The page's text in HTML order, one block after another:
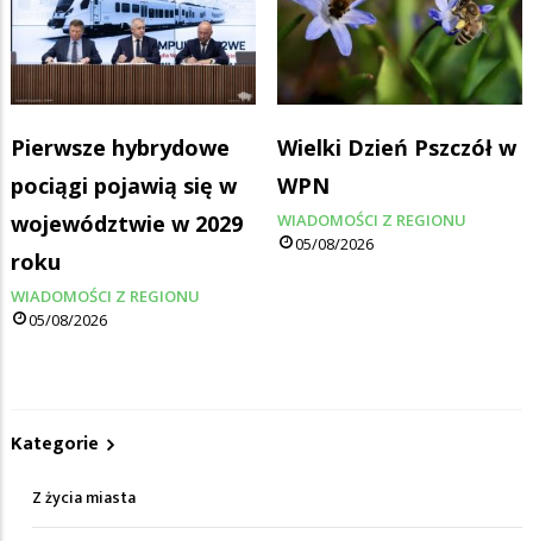
Pierwsze hybrydowe
pociągi pojawią się w
województwie w 2029
roku
WIADOMOŚCI Z REGIONU
05/08/2026
Wielki Dzień Pszczół w
WPN
WIADOMOŚCI Z REGIONU
05/08/2026
Kategorie
Z życia miasta